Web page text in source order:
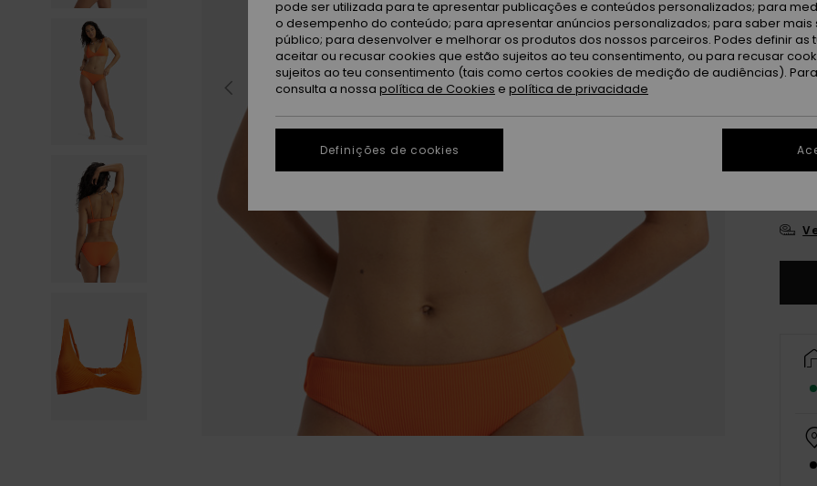
Cor
pode ser utilizada para te apresentar publicações e conteúdos personalizados; para
o desempenho do conteúdo; para apresentar anúncios personalizados; para saber mais
público; para desenvolver e melhorar os produtos dos nossos parceiros. Podes definir as
aceitar ou recusar cookies que estão sujeitos ao teu consentimento, ou para recusar
sujeitos ao teu consentimento (tais como certos cookies de medição de audiências).
consulta a nossa política de Cookies e política de privacidade
Definições de cookies